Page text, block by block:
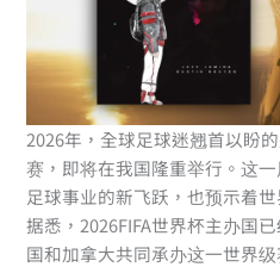
2026年，全球足球迷翘首以盼
赛，即将在我国隆重举行。这
足球事业的新飞跃，也预示着
据悉，2026FIFA世界杯主办国
国和加拿大共同承办这一世界